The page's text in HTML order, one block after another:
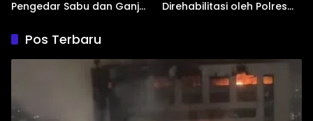
Pengedar Sabu dan Ganja
Direhabilitasi oleh Polres
Pos Terbaru